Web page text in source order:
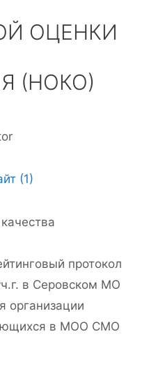
ОЦЕНКИ
(НОКО)
(1)
протокол
в Серовском МО
организации
в МОО СМО